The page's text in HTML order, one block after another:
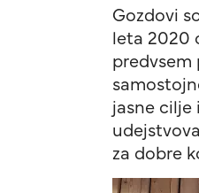
Gozdovi
leta 2020
predvsem
jasne cilje
za dobre